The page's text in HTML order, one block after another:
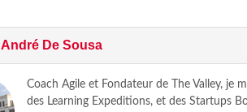
André De Sousa
Coach Agile et Fondateur de The Valley, je
des Learning Expeditions, et des Startups